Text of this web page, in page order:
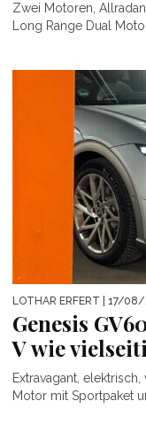
Zwei Motoren,
Long Range Dual
LOTHAR ERFERT | 17/
Genesis
V wie
Extravagant,
Motor mit Sportpaket